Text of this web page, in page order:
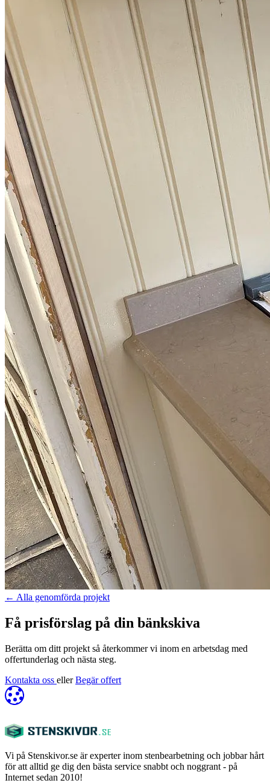
← Alla genomförda projekt
Få prisförslag på din bänkskiva
Berätta om ditt projekt så återkommer vi inom en arbetsdag med
offertunderlag och nästa steg.
Kontakta oss eller Begär offert
Vi på Stenskivor.se är experter inom stenbearbetning och jobbar hårt
för att alltid ge dig den bästa service snabbt och noggrant - på
Internet sedan 2010!